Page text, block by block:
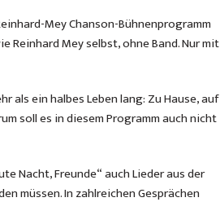
Mey Chanson-Bühnenprogramm
Reinhard Mey selbst, ohne Band. Nur mit
als ein halbes Leben lang: Zu Hause, auf
soll es in diesem Programm auch nicht
Nacht, Freunde“ auch Lieder aus der
müssen. In zahlreichen Gesprächen